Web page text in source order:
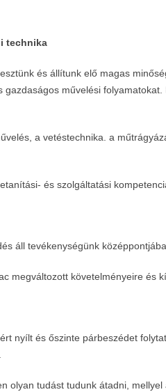
technika
és állítunk elő magas
művelési
a vetéstechnika. a
és szolgáltatási
áll tevékenységünk
megváltozott követelményeire és
nyílt és őszinte párbeszédet
olyan tudást tudunk átadni, mellyel